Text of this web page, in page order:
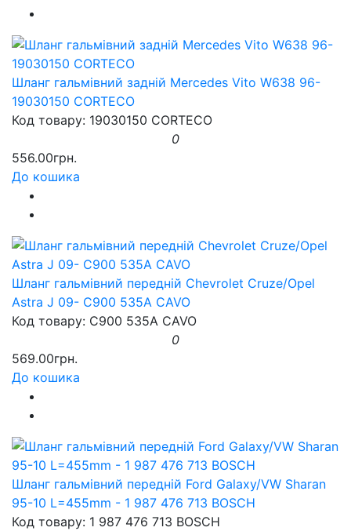
Шланг гальмівний задній Mercedes Vito W638 96-
19030150 CORTECO
Код товару: 19030150 CORTECO
0
556.00грн.
До кошика
Шланг гальмівний передній Chevrolet Cruze/Opel
Astra J 09- C900 535A CAVO
Код товару: C900 535A CAVO
0
569.00грн.
До кошика
Шланг гальмівний передній Ford Galaxy/VW Sharan
95-10 L=455mm - 1 987 476 713 BOSCH
Код товару: 1 987 476 713 BOSCH